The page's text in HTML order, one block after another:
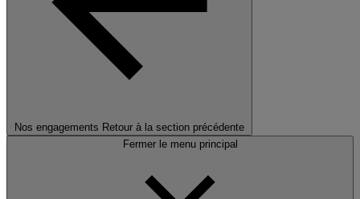
Nos engagements Retour à la section précédente
Fermer le menu principal